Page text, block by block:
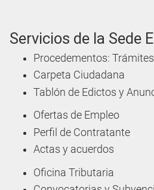
Servicios de la Sede
Procedementos:
Carpeta Ciudadana
Tablón de Edictos y
Ofertas de Empleo
Perfil de Contratante
Actas y acuerdos
Oficina Tributaria